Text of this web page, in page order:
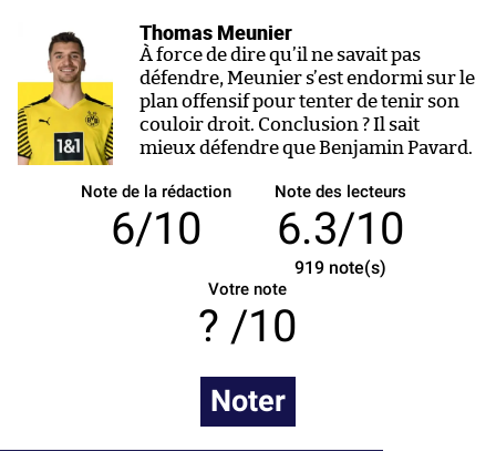
Thomas Meunier
À force de dire qu’il ne savait pas
défendre, Meunier s’est endormi sur le
plan offensif pour tenter de tenir son
couloir droit. Conclusion ? Il sait
mieux défendre que Benjamin Pavard.
Note de la rédaction
6/10
Note des lecteurs
6.3/10
919note(s)
Votre note
/10
Noter